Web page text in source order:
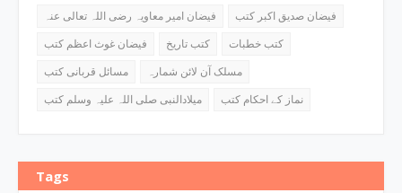
فیضان امیر معاویہ رضی اللہ تعالی عنہ
فیضان صدیق اکبر کتب
فیضان غوث اعظم کتب
کتب تاریخ
کتب خطبات
مسائل قربانی کتب
مسلک آن لائن شمارہ
میلادالنبی صلی اللہ علیہ وسلم کتب
نماز کے احکام کتب
Tags